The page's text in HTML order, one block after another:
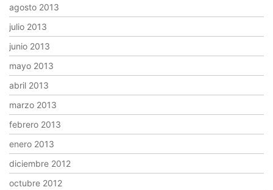
agosto 2013
julio 2013
junio 2013
mayo 2013
abril 2013
marzo 2013
febrero 2013
enero 2013
diciembre 2012
octubre 2012